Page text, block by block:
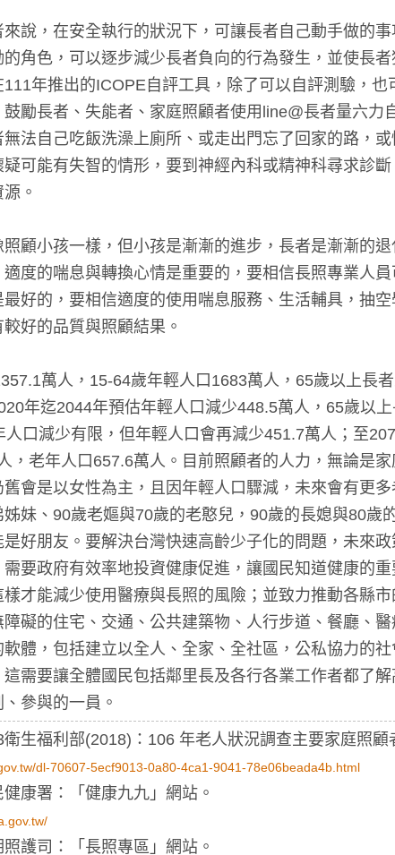
說，在安全執行的狀況下，可讓長者自己動手做的
角色，可以逐步減少長者負向的行為發生，並使長
年推出的ICOPE自評工具，除了可以自評測驗，也
勵長者、失能者、家庭照顧者使用line@長者量六力
無法自己吃飯洗澡上廁所、或走出門忘了回家的路，
可能有失智的情形，要到神經內科或精神科尋求診
。
顧小孩一樣，但小孩是漸漸的進步，長者是漸漸的
度的喘息與轉換心情是重要的，要相信長照專業人
好的，要相信適度的使用喘息服務、生活輔具，抽
好的品質與照顧結果。
萬人，15-64歲年輕人口1683萬人，65歲以上長
年迄2044年預估年輕人口減少448.5萬人，65歲以
人口減少有限，但年輕人口會再減少451.7萬人；至
，老年人口657.6萬人。目前照顧者的人力，無論是
會是以女性為主，且因年輕人口驟減，未來會有更
妹、90歲老嫗與70歲的老憨兒，90歲的長媳與80歲
好朋友。要解決台灣快速高齡少子化的問題，未來
要政府有效率地投資健康促進，讓國民知道健康的
才能減少使用醫療與長照的風險；並致力推動各縣
礙的住宅、交通、公共建築物、人行步道、餐廳、
體，包括建立以全人、全家、全社區，公私協力的
需要讓全體國民包括鄰里長及各行各業工作者都了
參與的一員。
生福利部(2018)：106 年老人狀況調查主要家庭照顧
dl-70607-5ecf9013-0a80-4ca1-9041-78e06beada4b.html
康署：「健康九九」網站。
護司：「長照專區」網站。